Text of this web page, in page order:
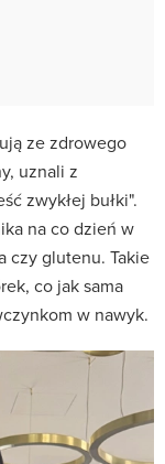
ze zdrowego
uznali z
zwykłej bułki".
na co dzień w
czy glutenu. Takie
co jak sama
w nawyk.